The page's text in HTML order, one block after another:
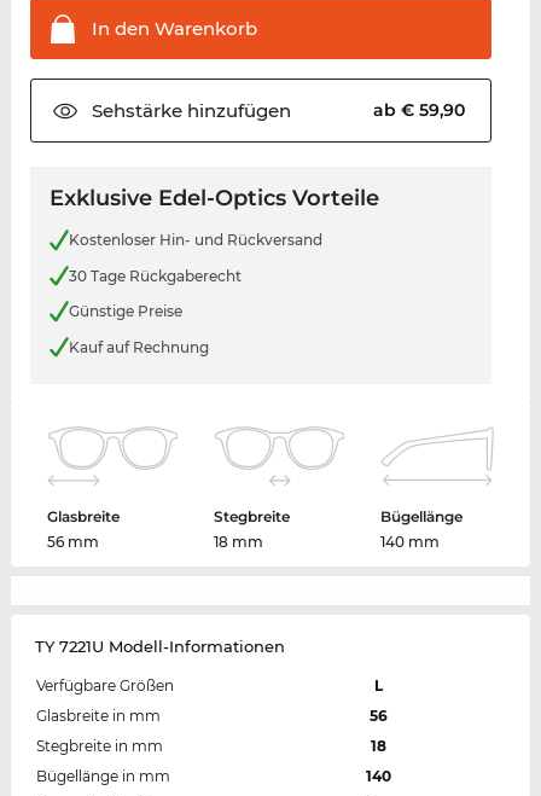
In den Warenkorb
Sehstärkehinzufügen ab € 59,90
Exklusive Edel-Optics Vorteile
Kostenloser Hin- und Rückversand
30 Tage Rückgaberecht
Günstige Preise
Kauf auf Rechnung
Glasbreite
56 mm
Stegbreite
18 mm
Bügellänge
140 mm
TY 7221U Modell-Informationen
Verfügbare Größen
L
Glasbreite in mm
56
Stegbreite in mm
18
Bügellänge in mm
140